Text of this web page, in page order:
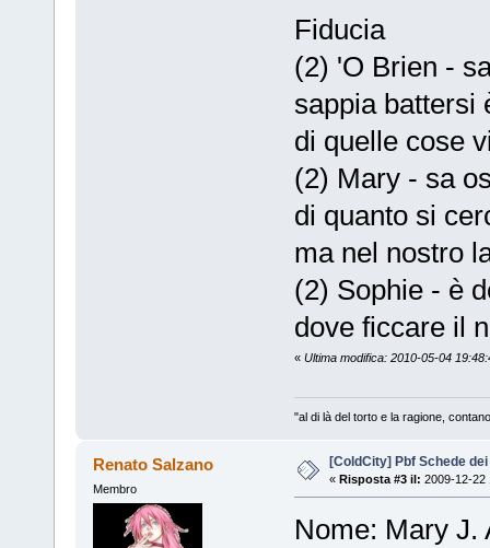
Fiducia
(2) 'O Brien -
sappia battersi
di quelle cose
(2) Mary - sa
di quanto si
ma nel nostro
(2) Sophie - è
dove ficcare il
« Ultima modifica: 2010-05-04
"al di là del torto e la ragione,
Renato Salzano
Membro
[ColdCity] Pbf Schede
« Risposta #3 il: 2009-12-22
Nome: Mary J.